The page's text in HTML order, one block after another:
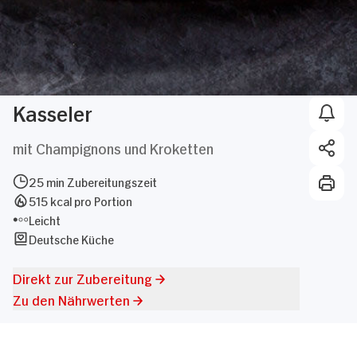
Kasseler
mit Champignons und Kroketten
25 min Zubereitungszeit
515 kcal pro Portion
Leicht
Deutsche Küche
Direkt zur Zubereitung
Zu den Nährwerten